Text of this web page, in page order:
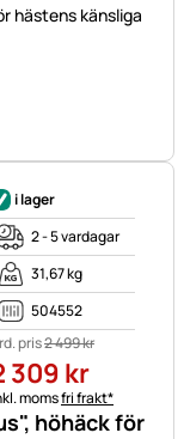
hästens känsliga
höhäck för
i lager
2 - 5 vardagar
31,67 kg
504552
pris2 499kr
309kr
momsfri frakt*